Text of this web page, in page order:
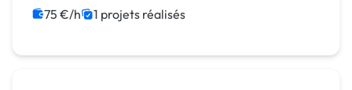
SEM
Web Analytics
75 €/h 1 projets réalisés